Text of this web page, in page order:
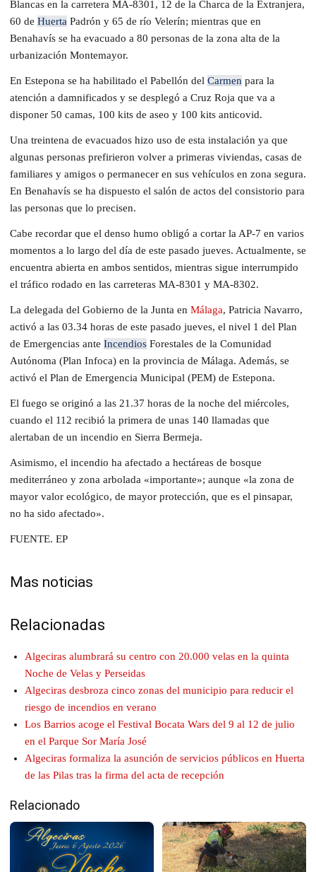
Blancas en la carretera MA-8301, 12 de la Charca de la Extranjera,
60 de Huerta Padrón y 65 de río Velerín; mientras que en
Benahavís se ha evacuado a 80 personas de la zona alta de la
urbanización Montemayor.
En Estepona se ha habilitado el Pabellón del Carmen para la
atención a damnificados y se desplegó a Cruz Roja que va a
disponer 50 camas, 100 kits de aseo y 100 kits anticovid.
Una treintena de evacuados hizo uso de esta instalación ya que
algunas personas prefirieron volver a primeras viviendas, casas de
familiares y amigos o permanecer en sus vehículos en zona segura.
En Benahavís se ha dispuesto el salón de actos del consistorio para
las personas que lo precisen.
Cabe recordar que el denso humo obligó a cortar la AP-7 en varios
momentos a lo largo del día de este pasado jueves. Actualmente, se
encuentra abierta en ambos sentidos, mientras sigue interrumpido
el tráfico rodado en las carreteras MA-8301 y MA-8302.
La delegada del Gobierno de la Junta en Málaga, Patricia Navarro,
activó a las 03.34 horas de este pasado jueves, el nivel 1 del Plan
de Emergencias ante Incendios Forestales de la Comunidad
Autónoma (Plan Infoca) en la provincia de Málaga. Además, se
activó el Plan de Emergencia Municipal (PEM) de Estepona.
El fuego se originó a las 21.37 horas de la noche del miércoles,
cuando el 112 recibió la primera de unas 140 llamadas que
alertaban de un incendio en Sierra Bermeja.
Asimismo, el incendio ha afectado a hectáreas de bosque
mediterráneo y zona arbolada «importante»; aunque «la zona de
mayor valor ecológico, de mayor protección, que es el pinsapar,
no ha sido afectado».
FUENTE. EP
Mas noticias
Relacionadas
Algeciras alumbrará su centro con 20.000 velas en la quinta
Noche de Velas y Perseidas
Algeciras desbroza cinco zonas del municipio para reducir el
riesgo de incendios en verano
Los Barrios acoge el Festival Bocata Wars del 9 al 12 de julio
en el Parque Sor María José
Algeciras formaliza la asunción de servicios públicos en Huerta
de las Pilas tras la firma del acta de recepción
Relacionado